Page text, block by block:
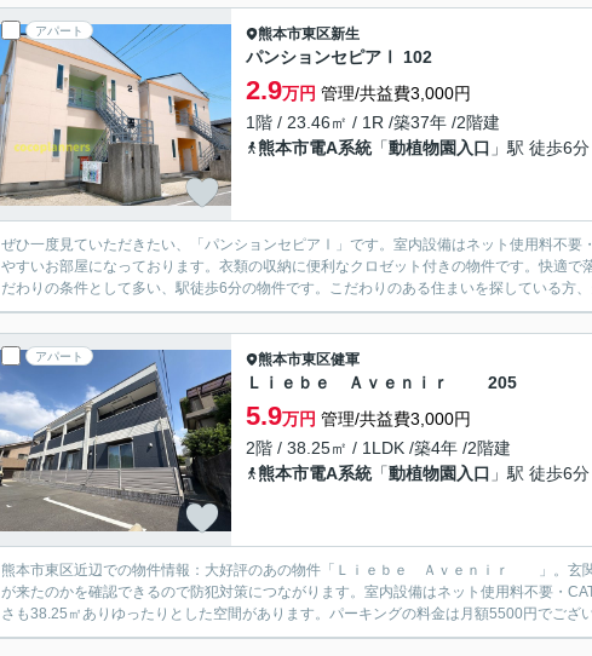
アパート 熊本市東区新生
パンションセピアⅠ 102
2.9万円 管理/共益費3,000円
1階 / 23.46㎡ / 1R /築37年 /2階建
熊本市電A系統「動植物園入口 」駅 徒歩6分
ぜひ一度見ていただきたい、「パンションセピアⅠ」です。室内設備はネット使用料不要
やすいお部屋になっております。衣類の収納に便利なクロゼット付きの物件です。快適
だわりの条件として多い、駅徒歩6分の物件です。こだわりのある住まいを探している方
アパート 熊本市東区健軍
Ｌｉｅｂｅ Ａｖｅｎｉｒ 205
5.9万円 管理/共益費3,000円
2階 / 38.25㎡ / 1LDK /築4年 /2階建
熊本市電A系統「動植物園入口 」駅 徒歩6分
熊本市東区近辺での物件情報：大好評のあの物件「Ｌｉｅｂｅ Ａｖｅｎｉｒ 」。玄
が来たのかを確認できるので防犯対策につながります。室内設備はネット使用料不要・
さも38.25㎡ありゆったりとした空間があります。パーキングの料金は月額5500円でござ